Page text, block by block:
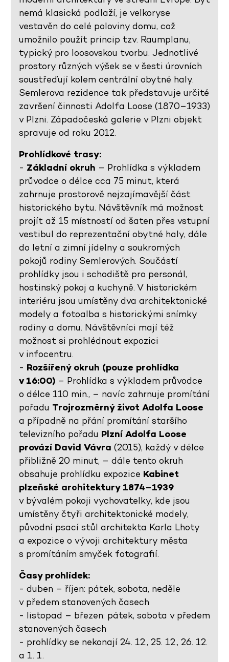
nemá klasická podlaží, je velkoryse
vestavěn do celé poloviny domu, což
umožnilo použít princip tzv. Raumplanu,
typický pro loosovskou tvorbu. Jednotlivé
prostory různých výšek se v šesti úrovních
soustřeďují kolem centrální obytné haly.
Semlerova rezidence tak představuje určité
završení činnosti Adolfa Loose (1870–1933)
v Plzni. Západočeská galerie v Plzni objekt
spravuje od roku 2012.
Prohlídkové trasy:
- Základní okruh – Prohlídka s výkladem
průvodce o délce cca 75 minut, která
zahrnuje prostorově nejzajímavější část
historického bytu. Návštěvník má možnost
projít až 15 místností od šaten přes vstupní
vestibul do reprezentační obytné haly, dále
do letní a zimní jídelny a soukromých
pokojů rodiny Semlerových. Součástí
prohlídky jsou i schodiště pro personál,
hostinský pokoj a kuchyně. V historickém
interiéru jsou umístěny dva architektonické
modely a fotoalba s historickými snímky
rodiny a domu. Návštěvníci mají též
možnost si prohlédnout expozici
v infocentru.
- Rozšířený okruh (pouze prohlídka
v 16:00) – Prohlídka s výkladem průvodce
o délce 110 min., – navíc zahrnuje promítání
pořadu Trojrozměrný život Adolfa Loose
a případně na přání promítání staršího
televizního pořadu Plzní Adolfa Loose
provází David Vávra (2015), každý v délce
přibližně 20 minut, – dále tento okruh
obsahuje prohlídku expozice Kabinet
plzeňské architektury 1874–1939
v bývalém pokoji vychovatelky, kde jsou
umístěny čtyři architektonické modely,
původní psací stůl architekta Karla Lhoty
a expozice o vývoji architektury města
s promítáním smyček fotografií.
Časy prohlídek:
- duben – říjen: pátek, sobota, neděle
v předem stanovených časech
- listopad – březen: pátek, sobota v předem
stanovených časech
- prohlídky se nekonají 24. 12., 25. 12., 26. 12.
a 1. 1.